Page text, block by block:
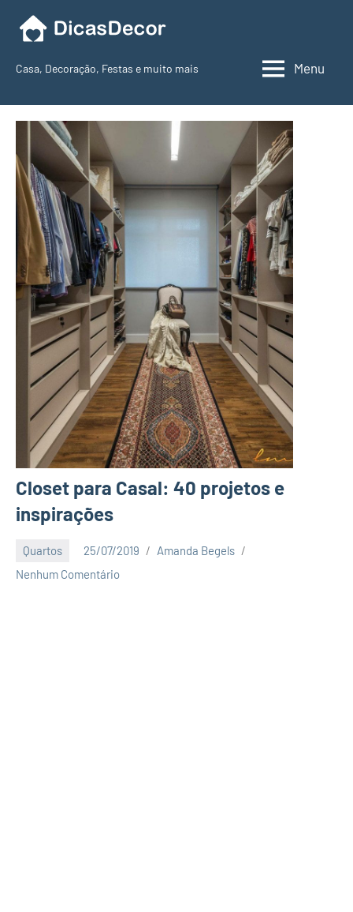
para
conteúdo
Dicas
Decor
Casa, Decoração, Festas e muito mais Menu
Closet para Casal: 40 projetos e
inspirações
Quartos 25/07/2019
Amanda Begels
Nenhum Comentário